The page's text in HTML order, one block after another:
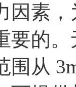
因素
要的
围从